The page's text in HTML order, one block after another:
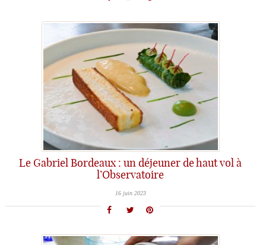
Le Gabriel Bordeaux : un déjeuner de haut vol à
l’Observatoire
16 juin 2023